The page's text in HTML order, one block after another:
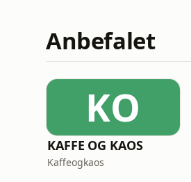
Anbefalet
KO
KAFFE OG KAOS
Kaffeogkaos